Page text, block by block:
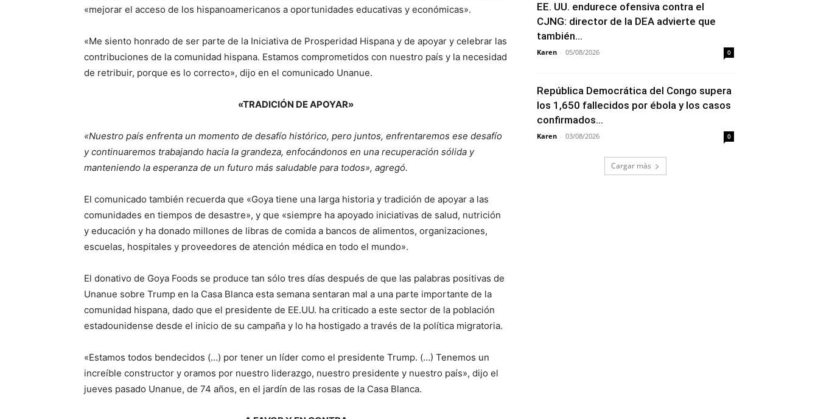
«mejorar el acceso de los hispanoamericanos a oportunidades educativas y económicas».
«Me siento honrado de ser parte de la Iniciativa de Prosperidad Hispana y de apoyar y celebrar las
contribuciones de la comunidad hispana. Estamos comprometidos con nuestro país y la necesidad
de retribuir, porque es lo correcto», dijo en el comunicado Unanue.
«TRADICIÓN DE APOYAR»
«Nuestro país enfrenta un momento de desafío histórico, pero juntos, enfrentaremos ese desafío
y continuaremos trabajando hacia la grandeza, enfocándonos en una recuperación sólida y
manteniendo la esperanza de un futuro más saludable para todos», agregó.
El comunicado también recuerda que «Goya tiene una larga historia y tradición de apoyar a las
comunidades en tiempos de desastre», y que «siempre ha apoyado iniciativas de salud, nutrición
y educación y ha donado millones de libras de comida a bancos de alimentos, organizaciones,
escuelas, hospitales y proveedores de atención médica en todo el mundo».
El donativo de Goya Foods se produce tan sólo tres días después de que las palabras positivas de
Unanue sobre Trump en la Casa Blanca esta semana sentaran mal a una parte importante de la
comunidad hispana, dado que el presidente de EE.UU. ha criticado a este sector de la población
estadounidense desde el inicio de su campaña y lo ha hostigado a través de la política migratoria.
«Estamos todos bendecidos (…) por tener un líder como el presidente Trump. (…) Tenemos un
increíble constructor y oramos por nuestro liderazgo, nuestro presidente y nuestro país», dijo el
jueves pasado Unanue, de 74 años, en el jardín de las rosas de la Casa Blanca.
EE. UU. endurece ofensiva contra el
CJNG: director de la DEA advierte que
también...
Karen - 05/08/2026 0
República Democrática del Congo supera
los 1,650 fallecidos por ébola y los casos
confirmados...
Karen - 03/08/2026 0
Cargar más